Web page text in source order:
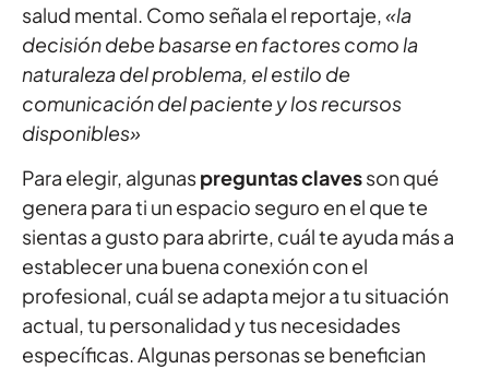
salud mental. Como señala el reportaje,«la
decisión debe basarse en factores como la
naturaleza del problema, el estilo de
comunicación del paciente y los recursos
disponibles»
Para elegir, algunaspreguntas clavesson qué
genera para ti un espacio seguro en el que te
sientas a gusto para abrirte, cuál te ayuda más a
establecer una buena conexión con el
profesional, cuál se adapta mejor a tu situación
actual, tu personalidad y tus necesidades
específicas. Algunas personas se benefician